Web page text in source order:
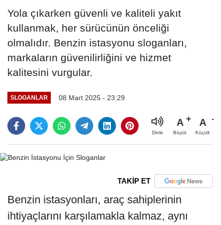
Yola çıkarken güvenli ve kaliteli yakıt
kullanmak, her sürücünün önceliği
olmalıdır. Benzin istasyonu sloganları,
markaların güvenilirliğini ve hizmet
kalitesini vurgular.
SLOGANLAR 08 Mart 2025 - 23:29
Dinle
A
Büyüt
A
Küçült
TAKİP ET
Benzin istasyonları, araç sahiplerinin
ihtiyaçlarını karşılamakla kalmaz, aynı